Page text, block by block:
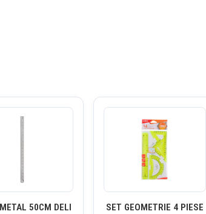
50CM DELI
SET GEOMETRIE 4 PIESE